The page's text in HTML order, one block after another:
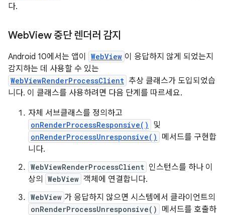
다.
WebView 중단 렌더러 감지
Android 10에서는 앱이 WebView 이 응답하지 않게 되었는지
감지하는 데 사용할 수 있는
WebViewRenderProcessClient 추상 클래스가 도입되었습
니다. 이 클래스를 사용하려면 다음 단계를 따르세요.
자체 서브클래스를 정의하고
onRenderProcessResponsive() 및
onRenderProcessUnresponsive()
메서드를 구현합
니다.
WebViewRenderProcessClient 인스턴스를 하나 이
상의
WebView 객체에 연결합니다.
WebView 가 응답하지 않으면 시스템에서 클라이언트의
onRenderProcessUnresponsive()
메서드를 호출하